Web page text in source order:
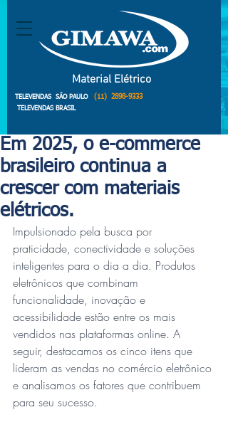
TELEVENDAS SÃO PAULO (11) 2898-9333
TELEVENDAS BRASIL
Material Elétrico
Em 2025, o e-commerce
brasileiro continua a
crescer com materiais
elétricos.
Impulsionado pela busca por
praticidade, conectividade e soluções
inteligentes para o dia a dia. Produtos
eletrônicos que combinam
funcionalidade, inovação e
acessibilidade estão entre os mais
vendidos nas plataformas online. A
seguir, destacamos os cinco itens que
lideram as vendas no comércio eletrônico
e analisamos os fatores que contribuem
para seu sucesso.